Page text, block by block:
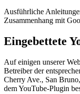
Ausführliche
Zusammenhang mit
Eingebettete
Auf einigen unserer
Betreiber der
Cherry Ave., San
dem YouTube-Plugin